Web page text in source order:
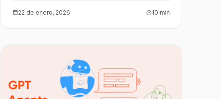
22 de enero, 2026 10 min